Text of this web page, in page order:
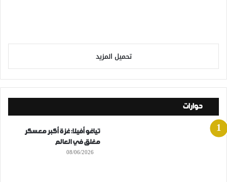
تحميل المزيد
حوارات
تياغو أفيلا: غزة أكبر معسكر
مغلق في العالم
08/06/2026